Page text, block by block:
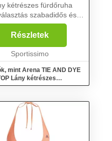
kétrészes fürdőruha
szabadidős és
úszók számára. Anyaga
klórnak és gyorsan
A hozzáadott elasztánnak
tökélet...
Részletek
Sportissimo
mint Arena TIE AND DYE
Lány kétrészes
mix, méret